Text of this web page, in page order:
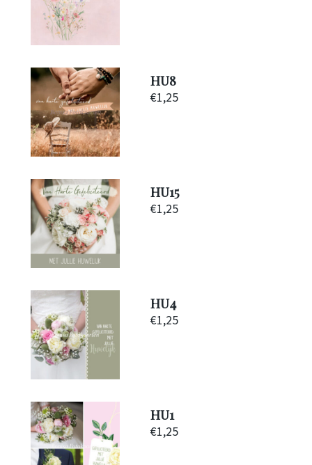
HU8
€1,25
HU15
€1,25
HU4
€1,25
HU1
€1,25